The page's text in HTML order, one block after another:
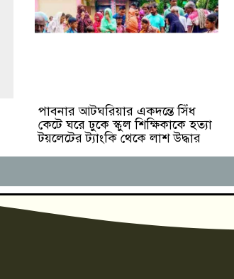
পাবনার আটঘরিয়ার একদন্তে সিঁধ
কেটে ঘরে ঢুকে স্কুল শিক্ষিকাকে হত্যা
টয়লেটের ট্যাংকি থেকে লাশ উদ্ধার